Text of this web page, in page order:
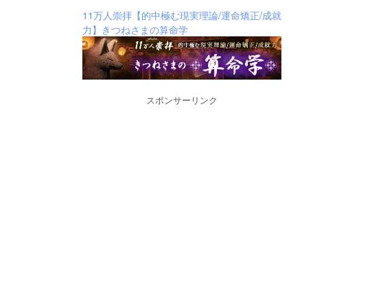
11万人崇拝【的中極む現実理論/運命矯正/成就
力】きつねさまの算命学
スポンサーリンク